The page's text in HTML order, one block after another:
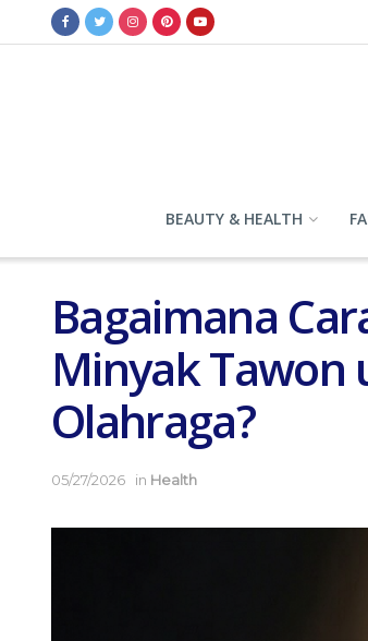
BEAUTY & HEALTH
Bagaimana
Minyak Tawon
Olahraga?
05/27/2026 in Health